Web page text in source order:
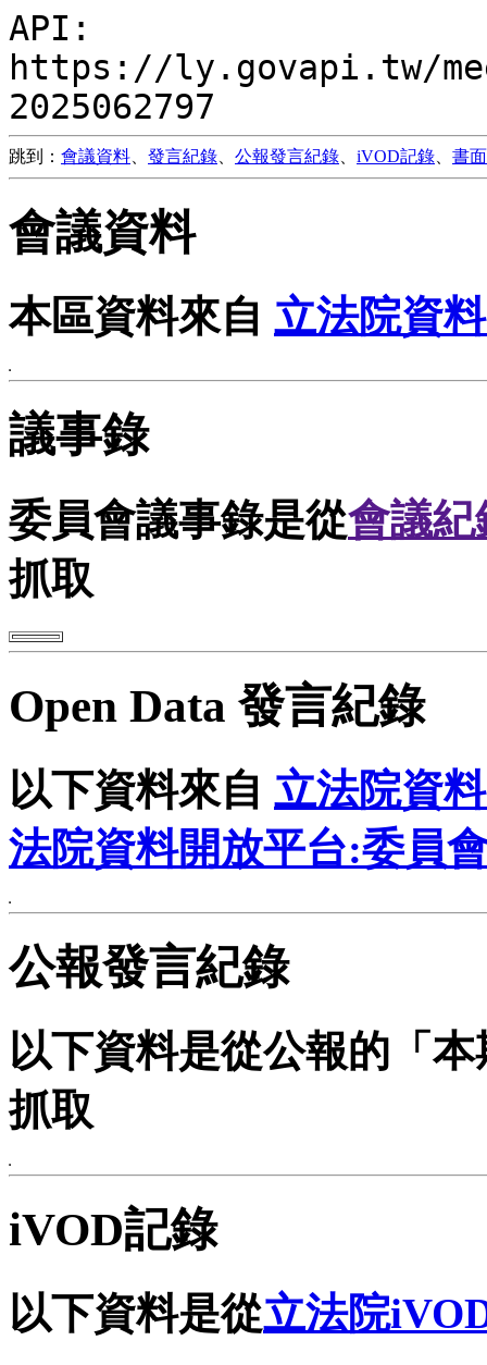
API:
https://ly.govapi.tw/meet/
2025062797
跳到： 會議資料 發言紀錄 公報發言紀錄 iVOD記錄 書
會議資料
本區資料來自 立法院資
議事錄
委員會議事錄是從會議紀
抓取
Open Data 發言紀錄
以下資料來自 立法院資
法院資料開放平台:委員
公報發言紀錄
以下資料是從公報的「
抓取
iVOD記錄
以下資料是從立法院